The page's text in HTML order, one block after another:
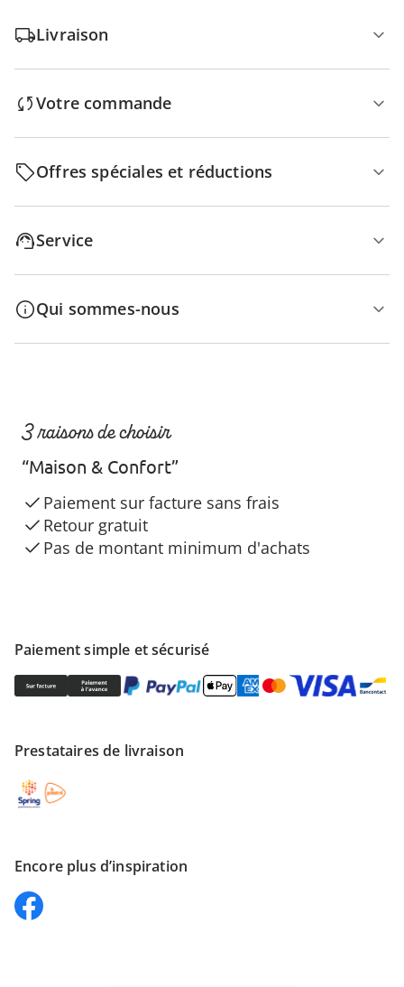
Livraison
Votre commande
Offres spéciales et réductions
Service
Qui sommes-nous
Paiement simple et sécurisé
Prestataires de livraison
Encore plus d’inspiration
3 raisons de choisir
“Maison & Confort”
Paiement sur facture sans frais
Retour gratuit
Pas de montant minimum d'achats